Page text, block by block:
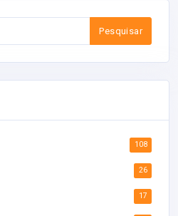
Pesquisar
108
26
17